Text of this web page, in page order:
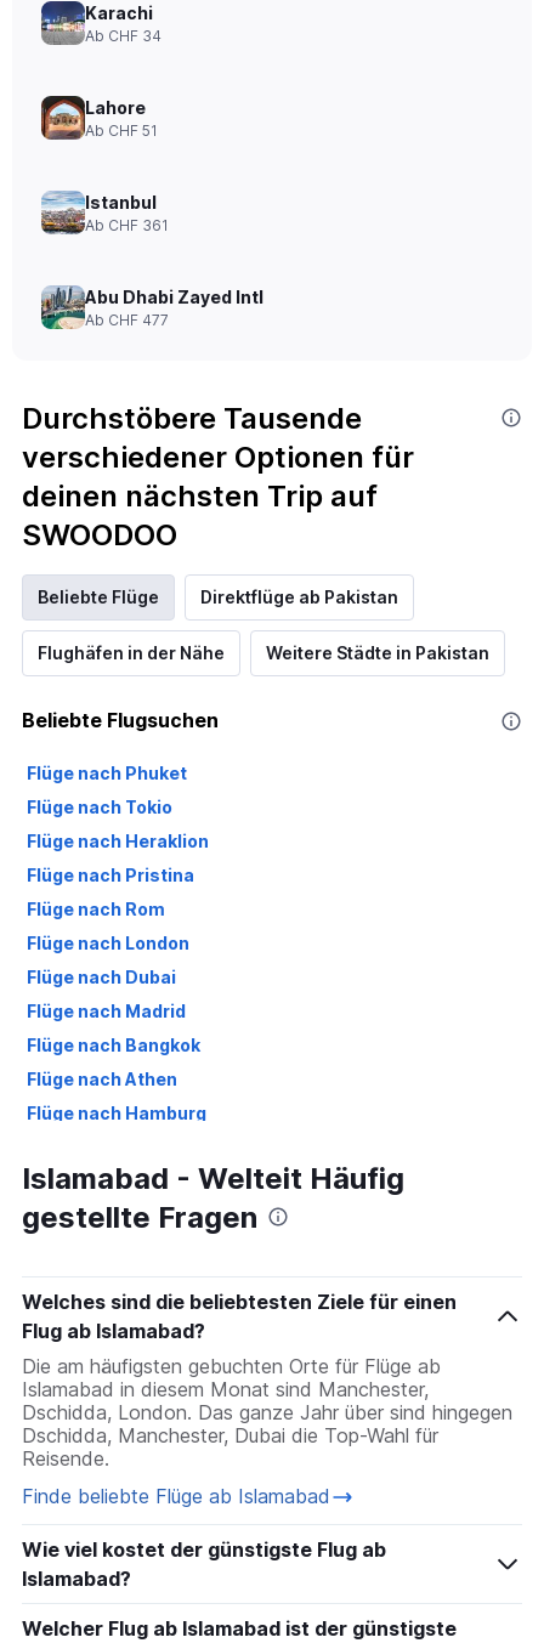
Karachi
Ab CHF 34
Lahore
Ab CHF 51
Istanbul
Ab CHF 361
Abu Dhabi Zayed Intl
Ab CHF 477
Durchstöbere Tausende
verschiedener Optionen für
deinen nächsten Trip auf
SWOODOO
Beliebte Flüge Direktflüge ab Pakistan
Flughäfen in der Nähe Weitere Städte in Pakistan
Beliebte Flugsuchen
Flüge nach Phuket
Flüge nach Tokio
Flüge nach Heraklion
Flüge nach Pristina
Flüge nach Rom
Flüge nach London
Flüge nach Dubai
Flüge nach Madrid
Flüge nach Bangkok
Flüge nach Athen
Flüge nach Hamburg
Flüge nach New York
Flüge nach Málaga
Islamabad - Welteit Häufig
gestellte Fragen
Welches sind die beliebtesten Ziele für einen
Flug ab Islamabad?
Die am häufigsten gebuchten Orte für Flüge ab
Islamabad in diesem Monat sind Manchester,
Dschidda, London. Das ganze Jahr über sind hingegen
Dschidda, Manchester, Dubai die Top-Wahl für
Reisende.
Finde beliebte Flüge ab Islamabad
Wie viel kostet der günstigste Flug ab
Islamabad?
Welcher Flug ab Islamabad ist der günstigste